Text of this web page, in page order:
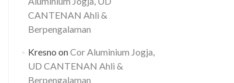
CANTENAN Ahli &
Berpengalaman
Kresno onCor Aluminium Jogja,
UD CANTENAN Ahli &
Berpengalaman